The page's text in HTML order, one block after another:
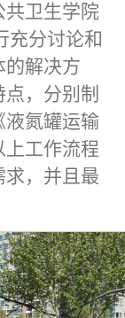
共卫生学院
充分讨论和
的解决方
，分别制
液氮罐运输
上工作流程
求，并且最